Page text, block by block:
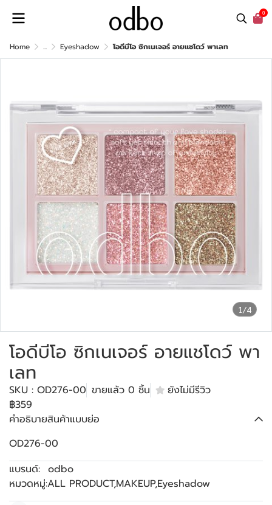
0
Home ... Eyeshadow โอดีบีโอ ซิกเนเจอร์ อายแชโดว์ พาเลท
1/4
โอดีบีโอ ซิกเนเจอร์ อายแชโดว์ พา
เลท
SKU : OD276-00 ขายแล้ว 0 ชิ้น
ยังไม่มีรีวิว
฿359
คำอธิบายสินค้าแบบย่อ
OD276-00
แบรนด์: odbo
หมวดหมู่:ALL PRODUCT,MAKEUP,Eyeshadow